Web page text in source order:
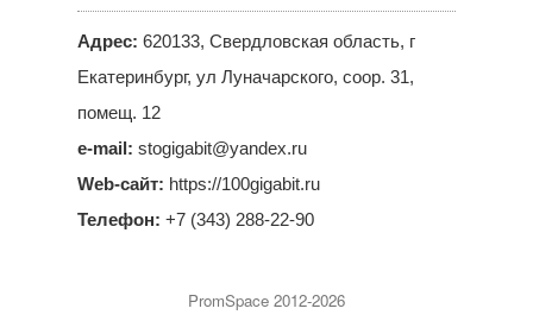
Адрес: 620133, Свердловская область, г
Екатеринбург, ул Луначарского, соор. 31,
помещ. 12
e-mail: stogigabit@yandex.ru
Web-сайт: https://100gigabit.ru
Телефон: +7 (343) 288-22-90
PromSpace 2012-2026